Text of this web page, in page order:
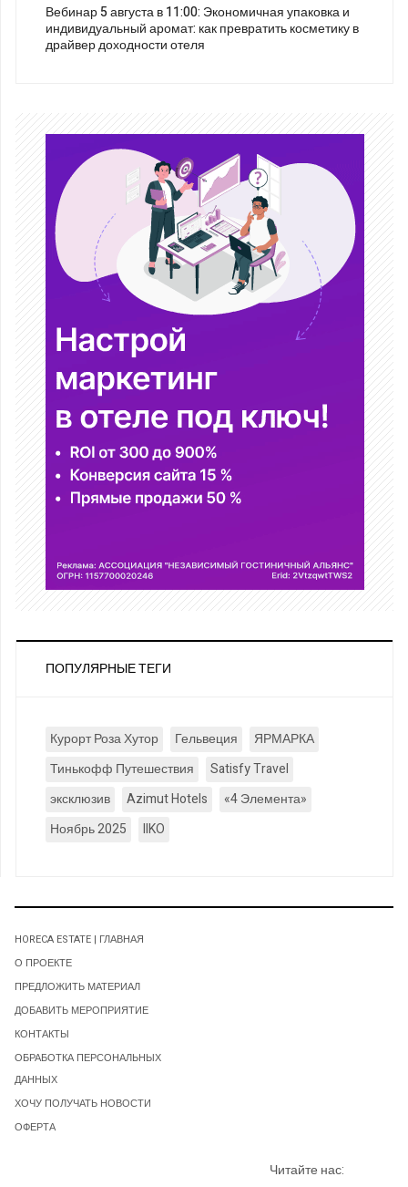
Вебинар 5 августа в 11:00: Экономичная упаковка и
индивидуальный аромат: как превратить косметику в
драйвер доходности отеля
ПОПУЛЯРНЫЕ ТЕГИ
Курорт Роза Хутор Гельвеция
ЯРМАРКА
Тинькофф Путешествия
Satisfy Travel
эксклюзив
Azimut Hotels
«4 Элемента»
Ноябрь 2025
IIKO
HORECA ESTATE | ГЛАВНАЯ
О ПРОЕКТЕ
ПРЕДЛОЖИТЬ МАТЕРИАЛ
ДОБАВИТЬ МЕРОПРИЯТИЕ
КОНТАКТЫ
ОБРАБОТКА ПЕРСОНАЛЬНЫХ
ДАННЫХ
ХОЧУ ПОЛУЧАТЬ НОВОСТИ
ОФЕРТА
Читайте нас: